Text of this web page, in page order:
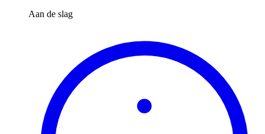
Aan de slag